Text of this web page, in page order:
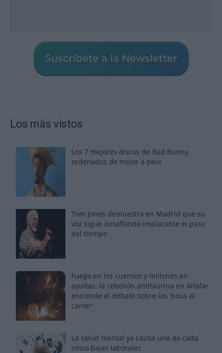
Los más vistos
Los 7 mejores discos de Bad Bunny,
ordenados de mejor a peor
Tom Jones demuestra en Madrid que su
voz sigue desafiando implacable el paso
del tiempo
Fuego en los cuernos y millones en
ayudas: la rebelión antitaurina en Alfafar
enciende el debate sobre los 'bous al
carrer'
La salud mental ya causa una de cada
cinco bajas laborales